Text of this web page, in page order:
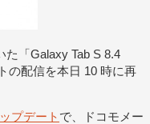
た「Galaxy Tab S 8.4
の配信を本日 10 時に再
プデート で、ドコモメー